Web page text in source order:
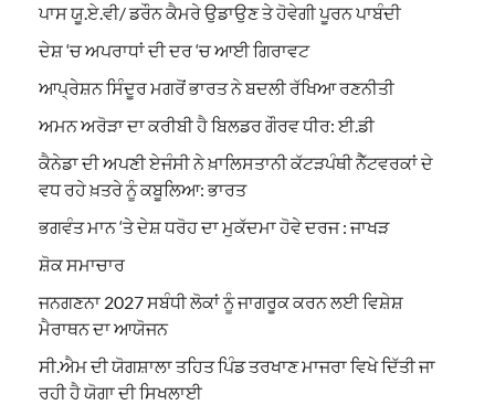
ਪਾਸ ਯੂ.ਏ.ਵੀ/ ਡਰੌਨ ਕੈਮਰੇ ਉਡਾਉਣ ਤੇ ਹੋਵੇਗੀ ਪੂਰਨ ਪਾਬੰਦੀ
ਦੇਸ਼ ‘ਚ ਅਪਰਾਧਾਂ ਦੀ ਦਰ ‘ਚ ਆਈ ਗਿਰਾਵਟ
ਆਪ੍ਰੇਸ਼ਨ ਸਿੰਦੂਰ ਮਗਰੋਂ ਭਾਰਤ ਨੇ ਬਦਲੀ ਰੱਖਿਆ ਰਣਨੀਤੀ
ਅਮਨ ਅਰੋੜਾ ਦਾ ਕਰੀਬੀ ਹੈ ਬਿਲਡਰ ਗੌਰਵ ਧੀਰ: ਈ.ਡੀ
ਕੈਨੇਡਾ ਦੀ ਅਪਣੀ ਏਜੰਸੀ ਨੇ ਖ਼ਾਲਿਸਤਾਨੀ ਕੱਟੜਪੰਥੀ ਨੈੱਟਵਰਕਾਂ ਦੇ
ਵਧ ਰਹੇ ਖ਼ਤਰੇ ਨੂੰ ਕਬੂਲਿਆ: ਭਾਰਤ
ਭਗਵੰਤ ਮਾਨ ‘ਤੇ ਦੇਸ਼ ਧਰੋਹ ਦਾ ਮੁਕੱਦਮਾ ਹੋਵੇ ਦਰਜ : ਜਾਖੜ
ਸ਼ੋਕ ਸਮਾਚਾਰ
ਜਨਗਣਨਾ 2027 ਸਬੰਧੀ ਲੋਕਾਂ ਨੂੰ ਜਾਗਰੂਕ ਕਰਨ ਲਈ ਵਿਸ਼ੇਸ਼
ਮੈਰਾਥਨ ਦਾ ਆਯੋਜਨ
ਸੀ.ਐਮ ਦੀ ਯੋਗਸ਼ਾਲਾ ਤਹਿਤ ਪਿੰਡ ਤਰਖਾਣ ਮਾਜਰਾ ਵਿਖੇ ਦਿੱਤੀ ਜਾ
ਰਹੀ ਹੈ ਯੋਗਾ ਦੀ ਸਿਖਲਾਈ